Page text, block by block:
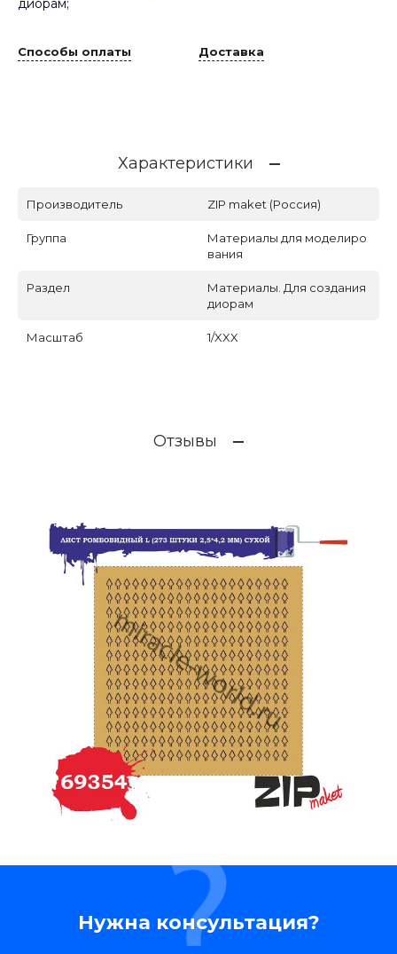
диорам;
Способы оплаты Доставка
Характеристики
Производитель ZIP maket (Россия)
Группа
Материалы для моделиро
вания
Раздел
Материалы. Для создания
диорам
Масштаб 1/XXX
Отзывы
Нужна консультация?